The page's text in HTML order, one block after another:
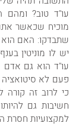
עו"ד טוב? ומהם
מוכיח שכאשר
שתבדקו: האם
יש לו מוניטין
עו"ד הוא גם אדם
פעם לא
כי לרוב זה
חשיבות גם
למקצועיות חסרת